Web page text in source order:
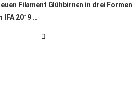
Filament Glühbirnen in drei Formen
IFA 2019 …